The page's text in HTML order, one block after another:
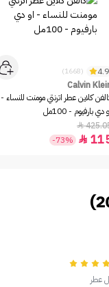
4.9
(1668)
Calvin
كلاين عطر اترنتي مومنت للنساء -
دي بارفيوم - 100مل


-73%
عطر